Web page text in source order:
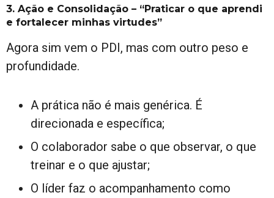
3. Ação e Consolidação – “Praticar o que aprendi
e fortalecer minhas virtudes”
Agora sim vem o PDI, mas com outro peso e
profundidade.
A prática não é mais genérica. É
direcionada e específica;
O colaborador sabe o que observar, o que
treinar e o que ajustar;
O líder faz o acompanhamento como